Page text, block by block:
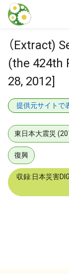
本文に飛ぶ
（Extract)
(the 424th
28, 2012]
提供元サイトで
東日本大震災
復興
収録:日本災害